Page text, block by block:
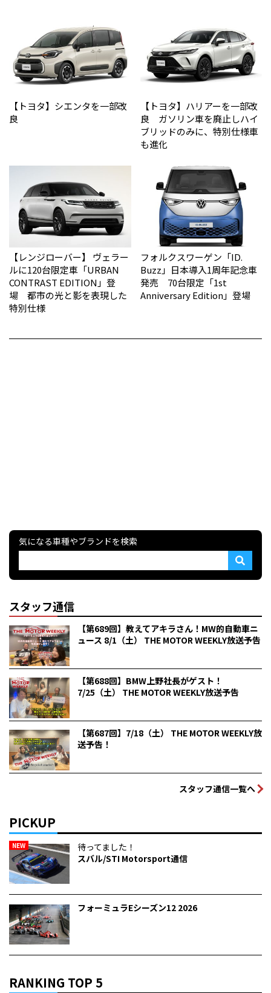
【トヨタ】シエンタを一部改
良
【トヨタ】ハリアーを一部改
良 ガソリン車を廃止しハイ
ブリッドのみに、特別仕様車
も進化
【レンジローバー】 ヴェラー
ルに120台限定車「URBAN
CONTRAST EDITION」登
場 都市の光と影を表現した
特別仕様
フォルクスワーゲン「ID.
Buzz」日本導入1周年記念車
発売 70台限定「1st
Anniversary Edition」登場
気になる車種やブランドを検索
スタッフ通信
【第689回】教えてアキラさん！MW的自動車ニ
ュース 8/1（土） THE MOTOR WEEKLY放送予告
【第688回】BMW上野社長がゲスト！
7/25（土） THE MOTOR WEEKLY放送予告
【第687回】7/18（土） THE MOTOR WEEKLY放
送予告！
スタッフ通信一覧へ
PICKUP
NEW
待ってました！
スバル/STI Motorsport通信
フォーミュラEシーズン12 2026
RANKING TOP 5